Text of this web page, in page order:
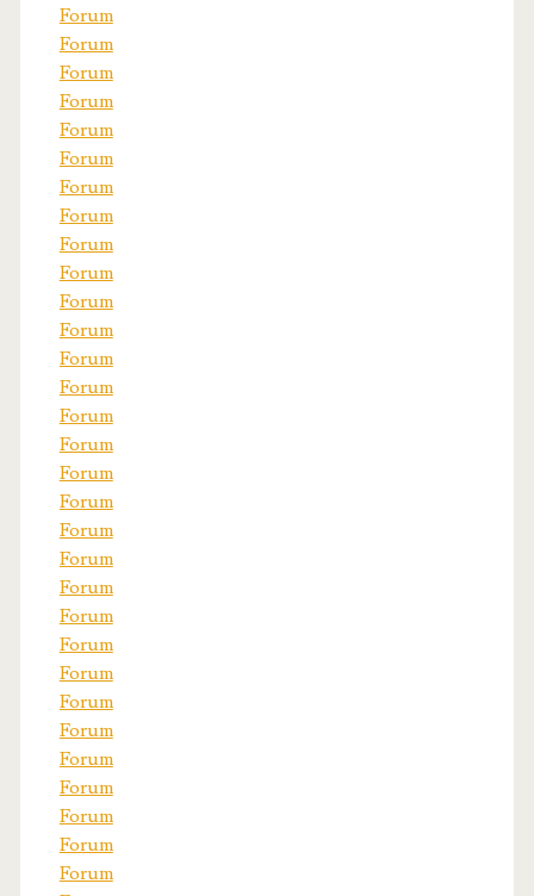
Forum
Forum
Forum
Forum
Forum
Forum
Forum
Forum
Forum
Forum
Forum
Forum
Forum
Forum
Forum
Forum
Forum
Forum
Forum
Forum
Forum
Forum
Forum
Forum
Forum
Forum
Forum
Forum
Forum
Forum
Forum